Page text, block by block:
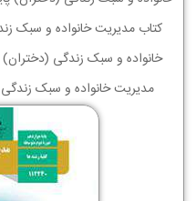
مدیریت خانواده و سبک